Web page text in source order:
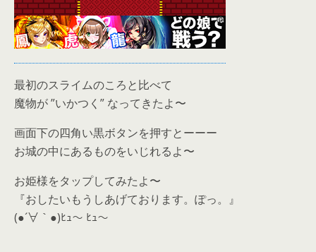
最初のスライムのころと比べて
魔物が ”いかつく” なってきたよ〜
画面下の四角い黒ボタンを押すとーーー
お城の中にあるものをいじれるよ〜
お姫様をタップしてみたよ〜
『おしたいもうしあげております。ぽっ。』
(●´∀｀●)ﾋｭ～ ﾋｭ～